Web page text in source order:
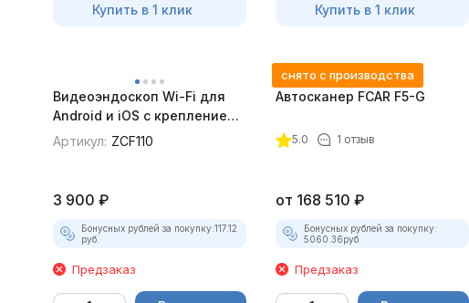
Купить в 1 клик Купить в 1 клик
Видеоэндоскоп Wi-Fi для
Android и iOS с креплением
для смартфона
Артикул: ZCF110
3 900 ₽
Бонусных рублей за покупку:117.12
руб.
Предзаказ
снято с производства
Автосканер FCAR F5-G
5.0 1 отзыв
от 168 510 ₽
Бонусных рублей за покупку:
5060.36руб.
Предзаказ